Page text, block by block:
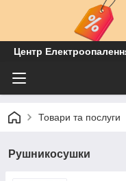
Центр
Товари та послуги
Рушникосушки